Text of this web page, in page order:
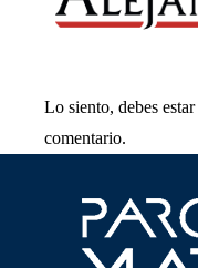
Lo siento, debes estar
comentario.